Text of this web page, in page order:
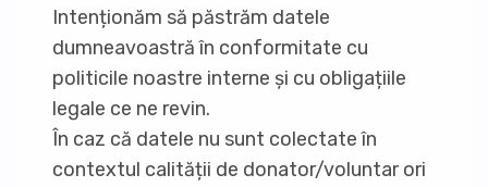
Intenționăm să păstrăm datele
dumneavoastră în conformitate cu
politicile noastre interne și cu obligațiile
legale ce ne revin.
În caz că datele nu sunt colectate în
contextul calității de donator/voluntar ori